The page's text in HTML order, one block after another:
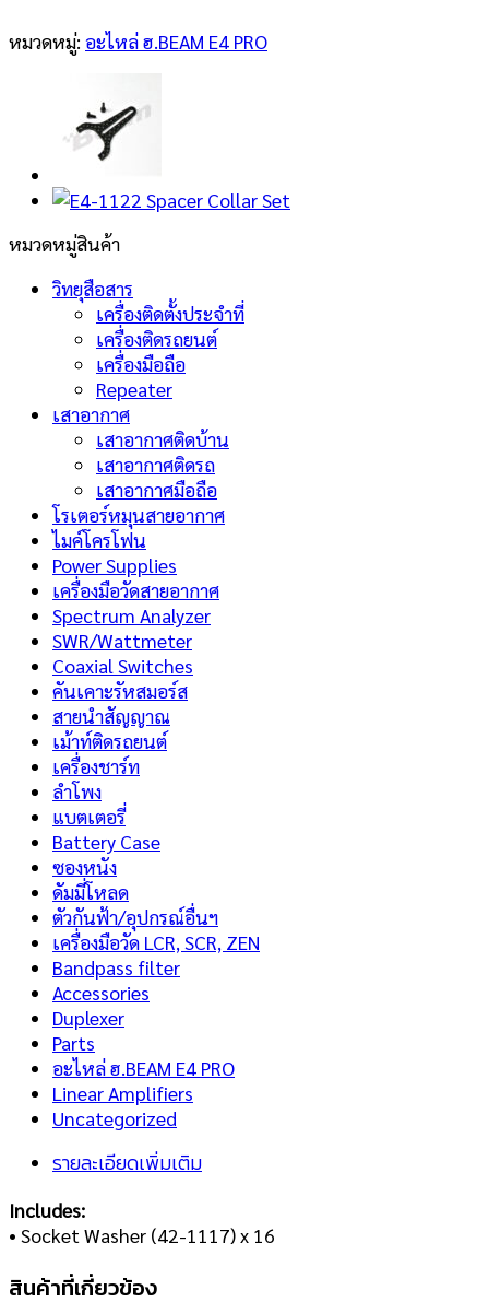
ชิ้น
หมวดหมู่: อะไหล่ ฮ.BEAM E4 PRO
หมวดหมู่สินค้า
วิทยุสือสาร
เครื่องติดตั้งประจำที่
เครื่องติดรถยนต์
เครื่องมือถือ
Repeater
เสาอากาศ
เสาอากาศติดบ้าน
เสาอากาศติดรถ
เสาอากาศมือถือ
โรเตอร์หมุนสายอากาศ
ไมค์โครโฟน
Power Supplies
เครื่องมือวัดสายอากาศ
Spectrum Analyzer
SWR/Wattmeter
Coaxial Switches
คันเคาะรัหสมอร์ส
สายนำสัญญาณ
เม้าท์ติดรถยนต์
เครื่องชาร์ท
ลำโพง
แบตเตอรี่
Battery Case
ซองหนัง
ดัมมี่โหลด
ตัวกันฟ้า/อุปกรณ์อื่นฯ
เครื่องมือวัด LCR, SCR, ZEN
Bandpass filter
Accessories
Duplexer
Parts
อะไหล่ ฮ.BEAM E4 PRO
Linear Amplifiers
Uncategorized
รายละเอียดเพิ่มเติม
Includes:
• Socket Washer (42-1117) x 16
สินค้าที่เกี่ยวข้อง